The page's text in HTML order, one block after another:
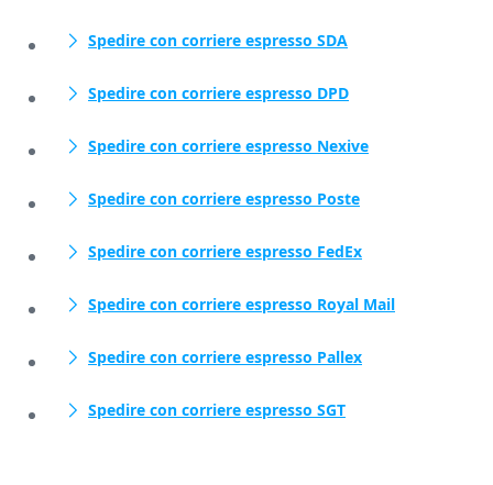
Spedire con corriere espresso SDA
Spedire con corriere espresso DPD
Spedire con corriere espresso Nexive
Spedire con corriere espresso Poste
Spedire con corriere espresso FedEx
Spedire con corriere espresso Royal Mail
Spedire con corriere espresso Pallex
Spedire con corriere espresso SGT